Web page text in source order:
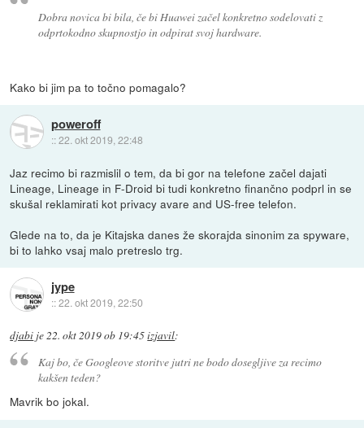
Dobra novica bi bila, če bi Huawei začel konkretno sodelovati z
odprtokodno skupnostjo in odpirat svoj hardware.
Kako bi jim pa to točno pomagalo?
poweroff
::22. okt 2019, 22:48
Jaz recimo bi razmislil o tem, da bi gor na telefone začel dajati
Lineage, Lineage in F-Droid bi tudi konkretno finančno podprl in se
skušal reklamirati kot privacy avare and US-free telefon.
Glede na to, da je Kitajska danes že skorajda sinonim za spyware,
bi to lahko vsaj malo pretreslo trg.
jype
::22. okt 2019, 22:50
djabi je22. okt 2019 ob 19:45izjavil:
Kaj bo, če Googleove storitve jutri ne bodo dosegljive za recimo
kakšen teden?
Mavrik bo jokal.